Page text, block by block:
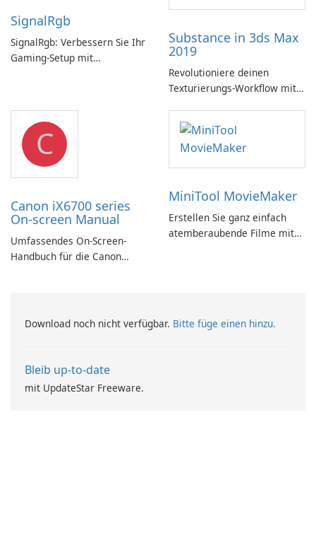
SignalRgb
SignalRgb: Verbessern Sie Ihr
Gaming-Setup mit
Substance in 3ds Max
2019
Revolutioniere deinen
Texturierungs-Workflow mit
C
Canon iX6700 series
On-screen Manual
Umfassendes On-Screen-
Handbuch für die Canon
MiniTool MovieMaker
Erstellen Sie ganz einfach
atemberaubende Filme mit
Download noch nicht verfügbar. Bitte füge einen hinzu.
Bleib up-to-date
mit UpdateStar Freeware.